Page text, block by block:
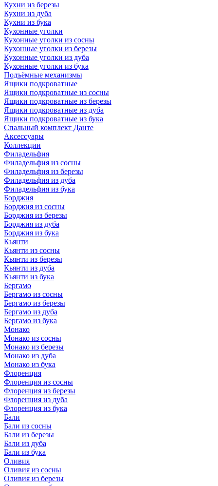
Кухни из березы
Кухни из дуба
Кухни из бука
Кухонные уголки
Кухонные уголки из сосны
Кухонные уголки из березы
Кухонные уголки из дуба
Кухонные уголки из бука
Подъёмные механизмы
Ящики подкроватные
Ящики подкроватные из сосны
Ящики подкроватные из березы
Ящики подкроватные из дуба
Ящики подкроватные из бука
Спальный комплект Данте
Аксессуары
Коллекции
Филадельфия
Филадельфия из сосны
Филадельфия из березы
Филадельфия из дуба
Филадельфия из бука
Борджия
Борджия из сосны
Борджия из березы
Борджия из дуба
Борджия из бука
Кьянти
Кьянти из сосны
Кьянти из березы
Кьянти из дуба
Кьянти из бука
Бергамо
Бергамо из сосны
Бергамо из березы
Бергамо из дуба
Бергамо из бука
Монако
Монако из сосны
Монако из березы
Монако из дуба
Монако из бука
Флоренция
Флоренция из сосны
Флоренция из березы
Флоренция из дуба
Флоренция из бука
Бали
Бали из сосны
Бали из березы
Бали из дуба
Бали из бука
Оливия
Оливия из сосны
Оливия из березы